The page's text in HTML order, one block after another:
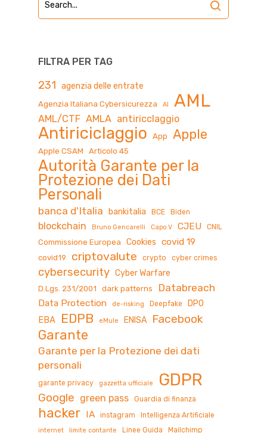
FILTRA PER TAG
231 agenzia delle entrate
Agenzia Italiana Cybersicurezza AI AML
AML/CTF AMLA antiricclaggio
Antiriciclaggio App Apple
Apple CSAM Articolo 45
Autorità Garante per la
Protezione dei Dati
Personali
banca d'Italia bankitalia BCE Biden
blockchain Bruno Gencarelli Capo V CJEU CNIL
Commissione Europea Cookies covid 19
covid19 criptovalute crypto cyber crimes
cybersecurity Cyber Warfare
D.Lgs. 231/2001 dark patterns Databreach
Data Protection de-risking Deepfake DPO
EBA EDPB eMule ENISA Facebook
Garante
Garante per la Protezione dei dati
personali
garante privacy gazzetta ufficiale GDPR
Google green pass Guardia di finanza
hacker IA instagram Intelligenza Artificiale
internet limite contante Linee Guida Mailchimp